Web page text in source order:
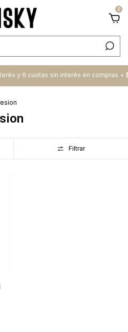
0
y 6 cuotas sin interés en compras +
Filtrar